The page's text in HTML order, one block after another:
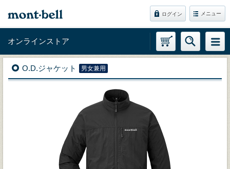
ログイン メニュー
オンラインストア
O.D.ジャケット 男女兼用